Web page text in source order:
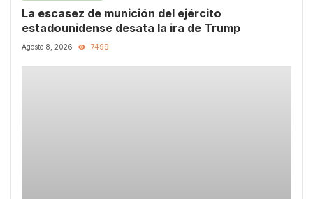
La escasez de munición del ejército
estadounidense desata la ira de Trump
Agosto 8, 2026 7499